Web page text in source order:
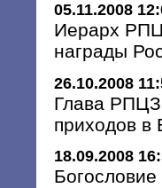
05.11.2008
Иерарх
награды
26.10.2008
Глава РПЦЗ
приходов в
18.09.2008
Богословие